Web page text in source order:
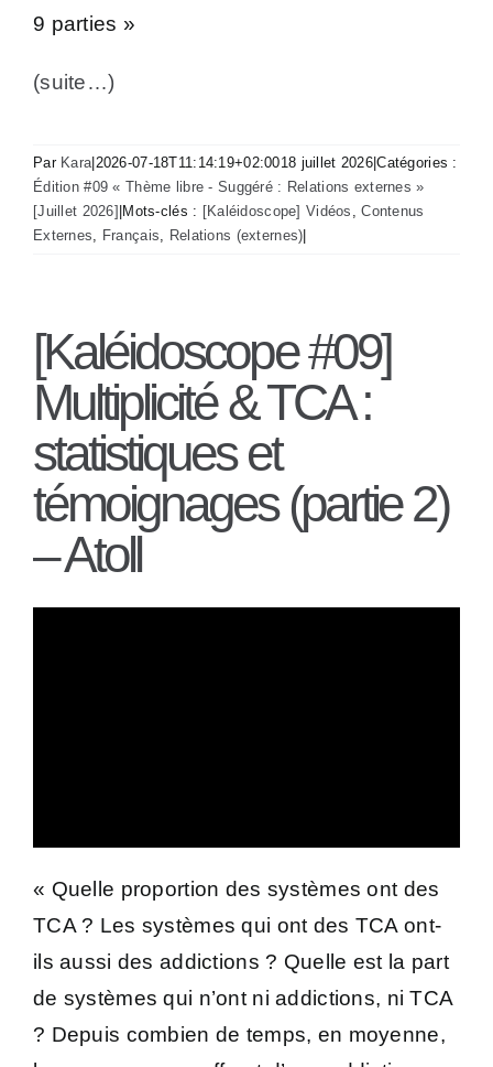
9 parties »
(suite…)
Par Kara| 2026-07-18T11:14:19+02:0018 juillet 2026 |Catégories :
Édition #09 « Thème libre - Suggéré : Relations externes »
[Juillet 2026] Mots-clés : [Kaléidoscope] Vidéos ,Contenus
Externes, Français, Relations (externes)
[Kaléidoscope #09]
Multiplicité & TCA :
statistiques et
témoignages (partie 2)
– Atoll
« Quelle proportion des systèmes ont des
TCA ? Les systèmes qui ont des TCA ont-
ils aussi des addictions ? Quelle est la part
de systèmes qui n’ont ni addictions, ni TCA
? Depuis combien de temps, en moyenne,